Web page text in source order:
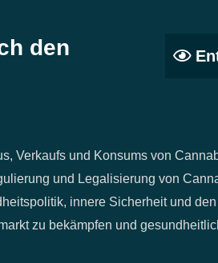
den
Verkaufs und Konsums von
und Legalisierung von
innere Sicherheit und
zu bekämpfen und